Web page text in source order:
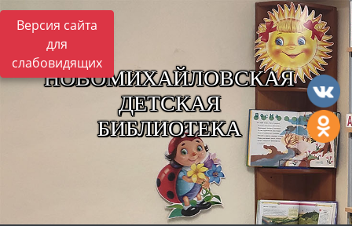
Версия сайта
для
слабовидящих
НОВОМИХАЙЛОВСКАЯ
ДЕТСКАЯ
БИБЛИОТЕКА